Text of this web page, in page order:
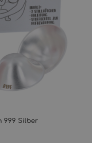
999 Silber